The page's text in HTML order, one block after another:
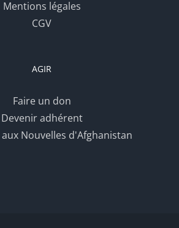
Mentions légales
CGV
AGIR
Faire un don
Devenir adhérent
Nouvelles d'Afghanistan